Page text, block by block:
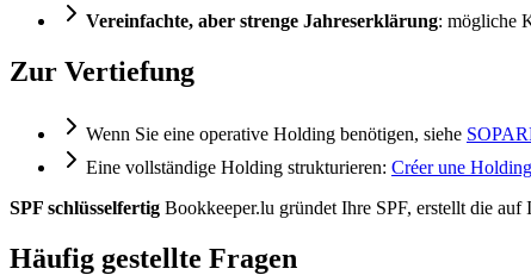
Vereinfachte, aber strenge Jahreserklärung: mögliche
Zur Vertiefung
Wenn Sie eine operative Holding benötigen, siehe
Eine vollständige Holding strukturieren: Créer une
SPF schlüsselfertig Bookkeeper.lu gründet Ihre SPF, erstellt die auf
Häufig gestellte Fragen